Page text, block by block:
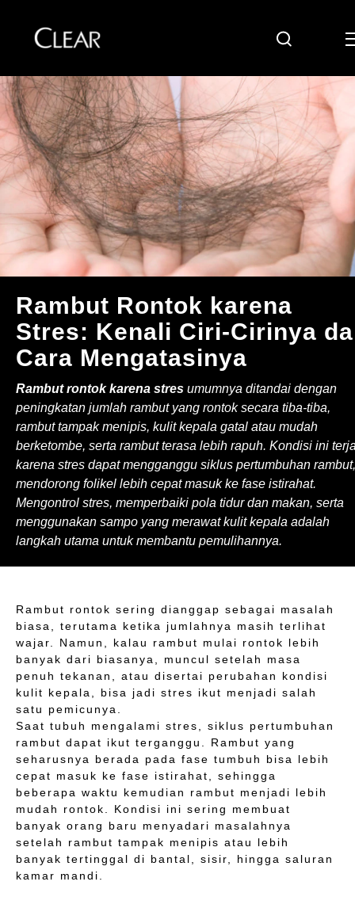
Skip to content
Cari
Rambut Rontok karena
Stres: Kenali Ciri-Cirinya
Cara Mengatasinya
Rambut rontok karena stres umumnya ditandai dengan
peningkatan jumlah rambut yang rontok secara tiba-tiba,
rambut tampak menipis, kulit kepala gatal atau mudah
berketombe, serta rambut terasa lebih rapuh. Kondisi ini
karena stres dapat mengganggu siklus pertumbuhan rambut,
mendorong folikel lebih cepat masuk ke fase istirahat.
Mengontrol stres, memperbaiki pola tidur dan makan, serta
menggunakan sampo yang merawat kulit kepala adalah
langkah utama untuk membantu pemulihannya.
Rambut rontok sering dianggap sebagai masalah
biasa, terutama ketika jumlahnya masih terlihat
wajar. Namun, kalau rambut mulai rontok lebih
banyak dari biasanya, muncul setelah masa
penuh tekanan, atau disertai perubahan kondisi
kulit kepala, bisa jadi stres ikut menjadi salah
satu pemicunya.
Saat tubuh mengalami stres, siklus pertumbuhan
rambut dapat ikut terganggu. Rambut yang
seharusnya berada pada fase tumbuh bisa lebih
cepat masuk ke fase istirahat, sehingga
beberapa waktu kemudian rambut menjadi lebih
mudah rontok. Kondisi ini sering membuat
banyak orang baru menyadari masalahnya
setelah rambut tampak menipis atau lebih
banyak tertinggal di bantal, sisir, hingga saluran
kamar mandi.